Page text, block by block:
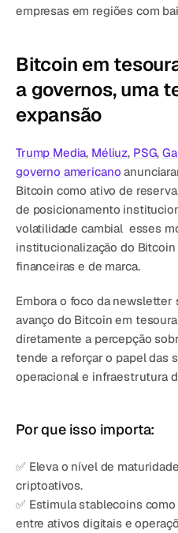
empresas em regiões com
Bitcoin em
a governos, uma
expansão
Trump Media, Méliuz, PSG,
governo americano
Bitcoin como ativo de
de posicionamento
volatilidade cambial  esses
institucionalização do
financeiras e de marca.
Embora o foco da newsletter
avanço do Bitcoin em
diretamente a percepção
tende a reforçar o papel das
operacional e infraestrutura
Por que isso importa:
✅ Eleva o nível de
criptoativos.
✅ Estimula stablecoins
entre ativos digitais e